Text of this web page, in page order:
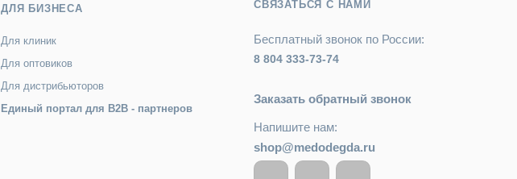
ДЛЯ БИЗНЕСА
Для клиник
Для оптовиков
Для дистрибьюторов
Единый портал для B2B - партнеров
СВЯЗАТЬСЯ С НАМИ
Бесплатный звонок по России:
8 804 333-73-74
Заказать обратный звонок
Напишите нам:
shop@medodegda.ru